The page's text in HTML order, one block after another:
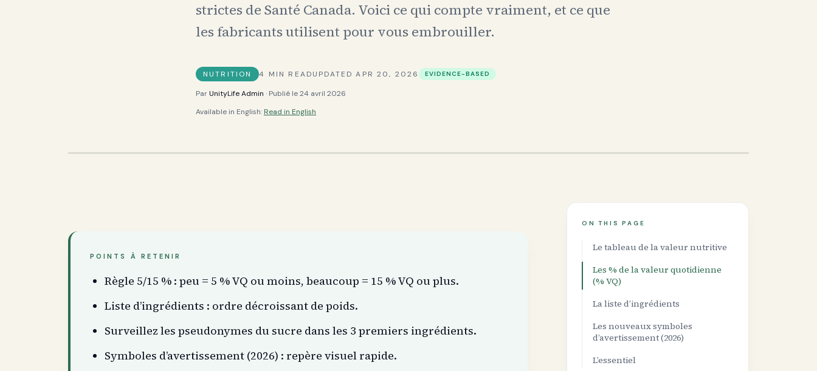
strictes de Santé Canada. Voici ce qui compte vraiment, et ce que
les fabricants utilisent pour vous embrouiller.
NUTRITION 4 MIN READUPDATED APR 20, 2026 EVIDENCE-BASED
ParUnityLife Admin · Publié le24 avril 2026
Available in English: Read in English
POINTS À RETENIR
Règle 5/15 % : peu = 5 % VQ ou moins, beaucoup = 15 % VQ ou plus.
Liste d’ingrédients : ordre décroissant de poids.
Surveillez les pseudonymes du sucre dans les 3 premiers ingrédients.
Symboles d’avertissement (2026) : repère visuel rapide.
ON THIS PAGE
Le tableau de la valeur nutritive
Les % de la valeur quotidienne
(% VQ)
La liste d’ingrédients
Les nouveaux symboles
d’avertissement (2026)
L’essentiel